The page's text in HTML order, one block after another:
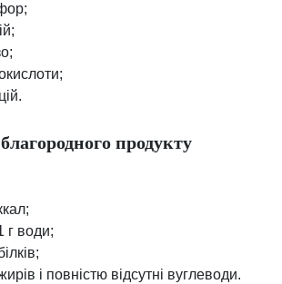
продукту
г води;
і повністю відсутні вуглеводи.